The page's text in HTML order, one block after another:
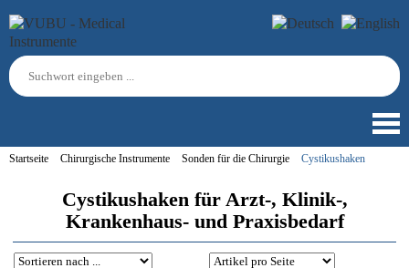
Startseite Chirurgische Instrumente Sonden für die Chirurgie Cystikushaken
Cystikushaken für Arzt-, Klinik-,
Krankenhaus- und Praxisbedarf